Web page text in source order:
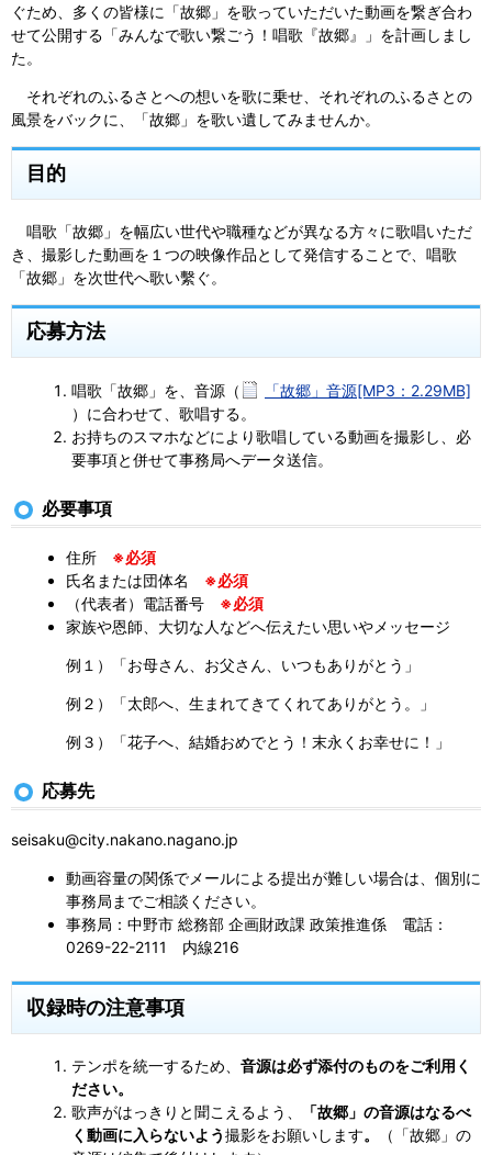
ぐため、多くの皆様に「故郷」を歌っていただいた動画を繋ぎ合わ
せて公開する「みんなで歌い繋ごう！唱歌『故郷』」を計画しまし
た。
それぞれのふるさとへの想いを歌に乗せ、それぞれのふるさとの
風景をバックに、「故郷」を歌い遺してみませんか。
目的
唱歌「故郷」を幅広い世代や職種などが異なる方々に歌唱いただ
き、撮影した動画を１つの映像作品として発信することで、唱歌
「故郷」を次世代へ歌い繫ぐ。
応募方法
唱歌「故郷」を、音源（
「故郷」音源[MP3：2.29MB]
）に合わせて、歌唱する。
お持ちのスマホなどにより歌唱している動画を撮影し、必
要事項と併せて事務局へデータ送信。
必要事項
住所 ※必須
氏名または団体名 ※必須
（代表者）電話番号 ※必須
家族や恩師、大切な人などへ伝えたい思いやメッセージ
例１）「お母さん、お父さん、いつもありがとう」
例２）「太郎へ、生まれてきてくれてありがとう。」
例３）「花子へ、結婚おめでとう！末永くお幸せに！」
応募先
seisaku@city.nakano.nagano.jp
動画容量の関係でメールによる提出が難しい場合は、個別に
事務局までご相談ください。
事務局：中野市 総務部 企画財政課 政策推進係 電話：
0269-22-2111 内線216
収録時の注意事項
テンポを統一するため、 音源は必ず添付のものをご利用く
ださい。
歌声がはっきりと聞こえるよう、
「故郷」の音源はなるべ
く動画に入らないよう撮影をお願いします。
（「故郷」の